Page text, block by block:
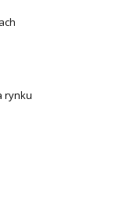
rynku